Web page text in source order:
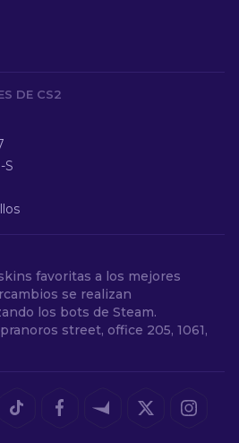
DE CS2
S
favoritas a los mejores
se realizan
los bots de Steam.
street, office 205, 1061,